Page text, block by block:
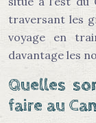
traversant les
voyage en
davantage les
Quelles
faire au